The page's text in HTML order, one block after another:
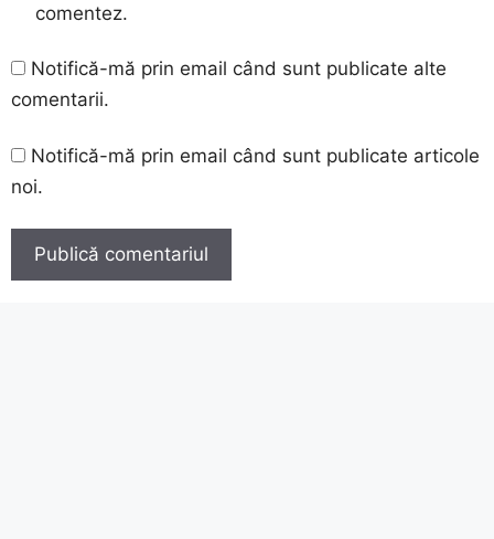
comentez.
Notifică-mă prin email când sunt publicate alte
comentarii.
Notifică-mă prin email când sunt publicate articole
noi.